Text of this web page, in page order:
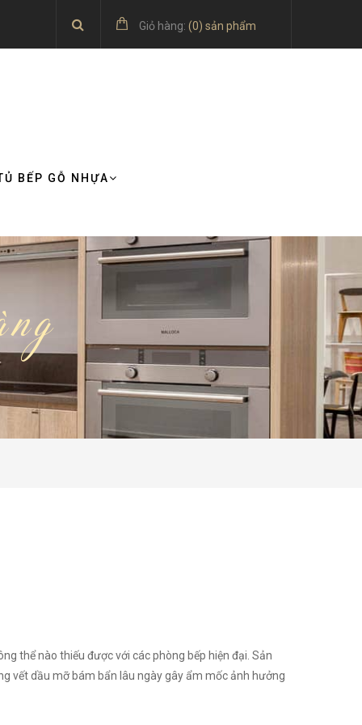
Giỏ hàng: (0) sản phẩm
BẾP GỖ NHỰA
thể nào thiếu được với các phòng bếp hiện đại. Sản
vết dầu mỡ bám bẩn lâu ngày gây ẩm mốc ảnh hưởng